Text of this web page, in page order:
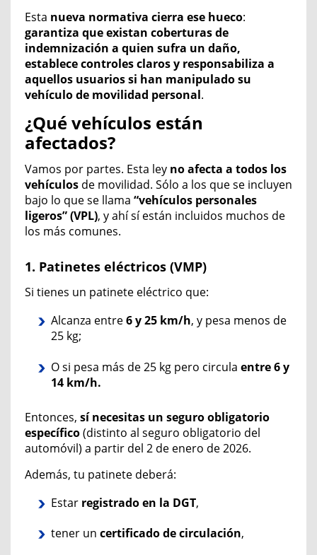
Esta nueva normativa cierra ese hueco:
garantiza queexistan coberturas de
indemnización a quien sufra un daño,
establece controles claros y responsabiliza a
aquellos usuariossi han manipuladosu
vehículode movilidad personal.
¿Qué vehículos están
afectados?
Vamos por partes. Esta ley no afecta a todos los
vehículos de movilidad. Sólo a los que se incluyen
bajo lo que se llama “vehículos personales
ligeros” (VPL), y ahí sí están incluidos muchos de
los más comunes.
1. Patinetes eléctricos (VMP)
Si tienes un patinete eléctrico que:
Alcanza entre6 y 25 km/h, y pesa menos de
25 kg;
O si pesa más de 25 kg pero circula entre 6 y
14 km/h.
Entonces, sí necesitas un seguro obligatorio
específico(distinto al seguro obligatorio del
automóvil) a partir del 2 de enero de 2026.
Además, tu patinete deberá:
Estar registrado en la DGT,
tener un certificado de circulación,